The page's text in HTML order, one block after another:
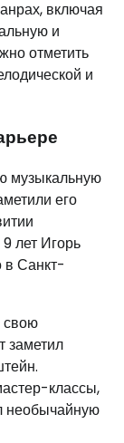
включая
и
отметить
и
музыкальную
его
лет Игорь
в Санкт-
свою
заметил
классы,
необычайную